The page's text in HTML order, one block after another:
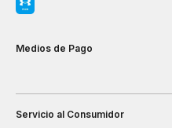
Medios de Pago
Servicio al Consumidor